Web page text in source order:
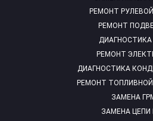
РЕМОНТ
РЕМОНТ
ДИАГНОСТИКА
РЕМОНТ
ДИАГНОСТИКА
РЕМОНТ
ЗАМЕНА
ЗАМЕНА ЦЕПИ